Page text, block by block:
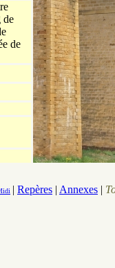
de
de
| Repères | Annexes |